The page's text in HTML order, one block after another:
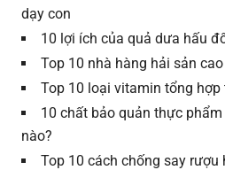
dạy con
10 lợi ích của quả dưa hấu
Top 10 nhà hàng hải sản
Top 10 loại vitamin tổng
10 chất bảo quản thực
nào?
Top 10 cách chống say